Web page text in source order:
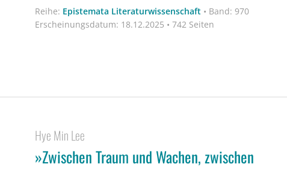
Reihe: Epistemata Literaturwissenschaft • Band: 970
Erscheinungsdatum: 18.12.2025 • 742 Seiten
Hye Min Lee
»Zwischen Traum und Wachen, zwischen